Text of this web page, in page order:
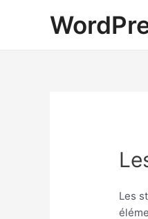
Les